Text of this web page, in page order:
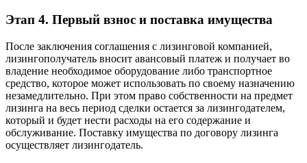
Этап 4. Первый взнос и поставка имущества
После заключения соглашения с лизинговой компанией,
лизингополучатель вносит авансовый платеж и получает во
владение необходимое оборудование либо транспортное
средство, которое может использовать по своему назначению
незамедлительно. При этом право собственности на предмет
лизинга на весь период сделки остается за лизингодателем,
который и будет нести расходы на его содержание и
обслуживание. Поставку имущества по договору лизинга
осуществляет лизингодатель.